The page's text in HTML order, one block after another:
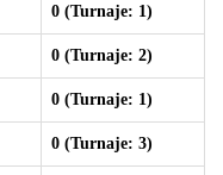
0 (Turnaje: 1)
0 (Turnaje: 2)
0 (Turnaje: 1)
0 (Turnaje: 3)